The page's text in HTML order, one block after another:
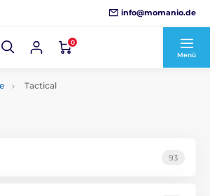
info@momanio.de
0
Menü
Tactical
93